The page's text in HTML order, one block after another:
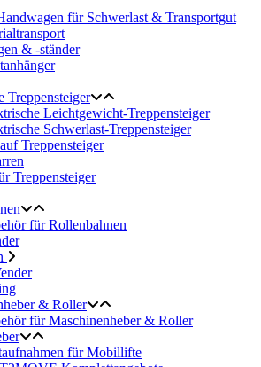
für Schwerlast & Transportgut
& -ständer
Treppensteiger
Leichtgewicht-Treppensteiger
Schwerlast-Treppensteiger
Treppensteiger
Treppensteiger
für Rollenbahnen
& Roller
für Maschinenheber & Roller
für Mobillifte